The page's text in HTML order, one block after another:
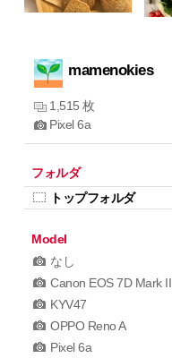
mamenokies
1,515 枚
Pixel 6a
フォルダ
トップフォルダ
Model
なし
Canon EOS 7D Mark II
KYV47
OPPO Reno A
Pixel 6a